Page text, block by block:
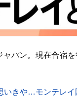
パン。現在合宿
いきや…モンテレイ